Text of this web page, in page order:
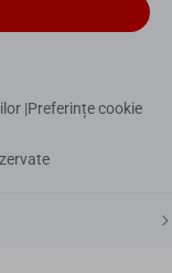
|Preferințe cookie